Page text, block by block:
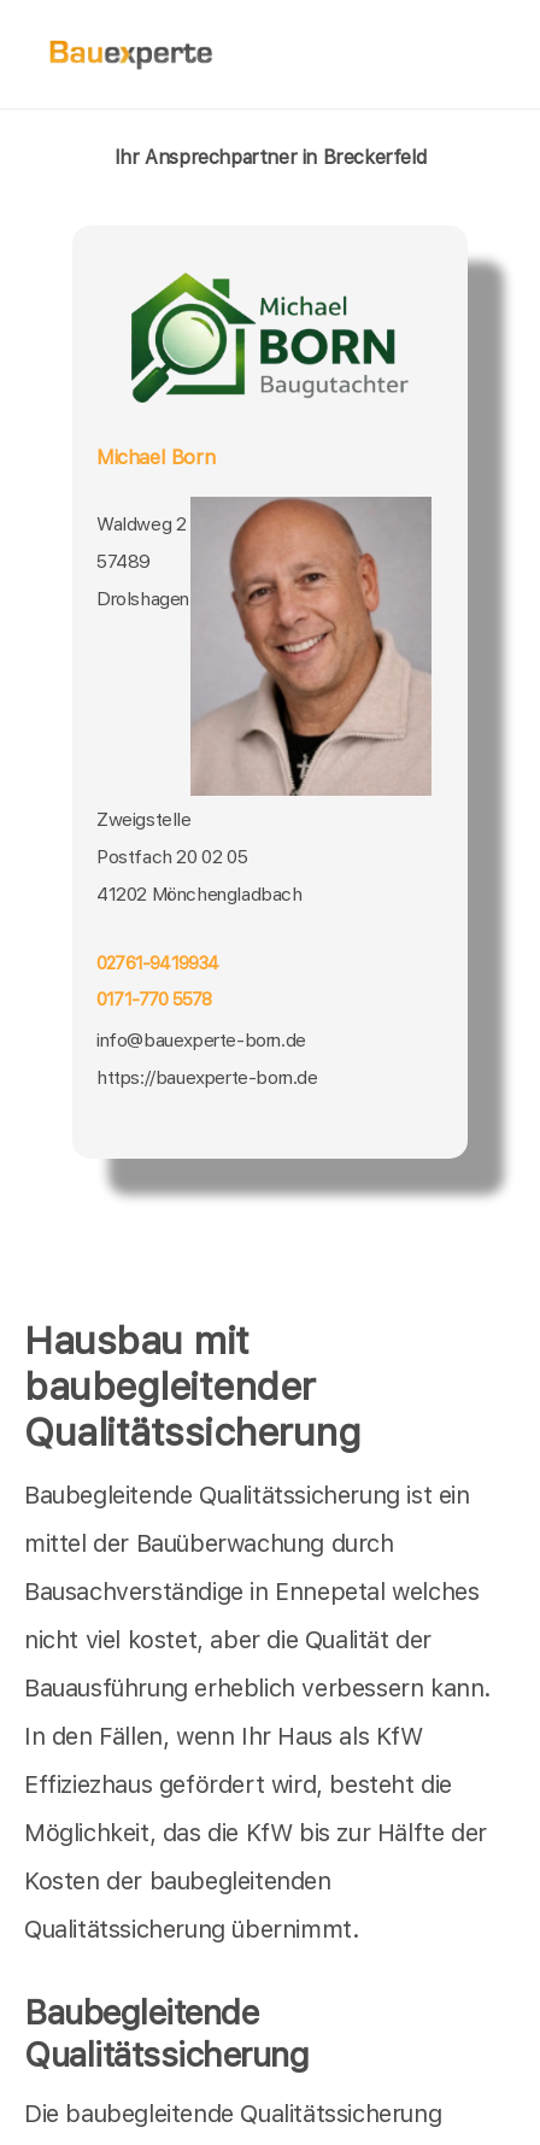
Hausbau mit
baubegleitender
Qualitätssicherung
Baubegleitende Qualitätssicherung ist ein
mittel der Bauüberwachung durch
Bausachverständige in Ennepetal welches
nicht viel kostet, aber die Qualität der
Bauausführung erheblich verbessern kann.
In den Fällen, wenn Ihr Haus als KfW
Effiziezhaus gefördert wird, besteht die
Möglichkeit, das die KfW bis zur Hälfte der
Kosten der baubegleitenden
Qualitätssicherung übernimmt.
Baubegleitende
Qualitätssicherung
Die baubegleitende Qualitätssicherung
Ihr Ansprechpartner in Breckerfeld
Michael Born
Waldweg 2
57489
Drolshagen
Zweigstelle
Postfach 20 02 05
41202 Mönchengladbach
02761-9419934
0171-770 5578
info@bauexperte-born.de
https://bauexperte-born.de